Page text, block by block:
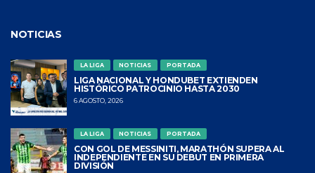
NOTICIAS
LA LIGA NOTICIAS PORTADA
LIGA NACIONAL Y HONDUBET EXTIENDEN
HISTÓRICO PATROCINIO HASTA 2030
6 AGOSTO, 2026
LA LIGA NOTICIAS PORTADA
CON GOL DE MESSINITI, MARATHÓN SUPERA AL
INDEPENDIENTE EN SU DEBUT EN PRIMERA
DIVISIÓN